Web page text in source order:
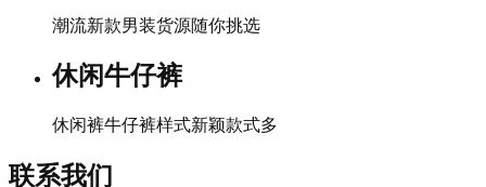
潮流新款男装货源随你挑选
休闲牛仔裤
休闲裤牛仔裤样式新颖款式多
联系我们